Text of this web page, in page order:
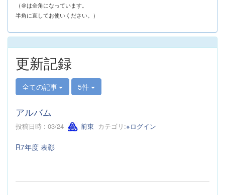
（＠は全角になっています。
半角に直してお使いください。）
更新記録
全ての記事 5件
アルバム
投稿日時 : 03/24 前東 カテゴリ:※ログイン
R7年度 表彰